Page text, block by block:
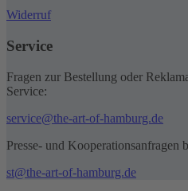
Widerruf
Service
Fragen zur Bestellung oder
Service:
service@the-art-of-hamburg.de
Presse- und Kooperationsanfragen
st@the-art-of-hamburg.de